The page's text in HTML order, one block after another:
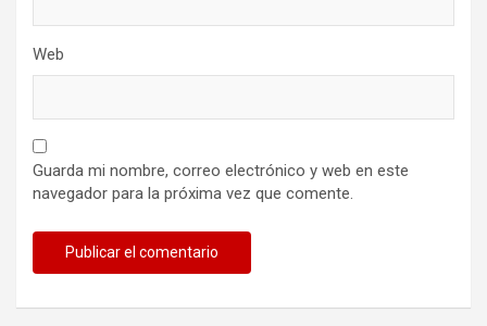
Web
Guarda mi nombre, correo electrónico y web en este
navegador para la próxima vez que comente.